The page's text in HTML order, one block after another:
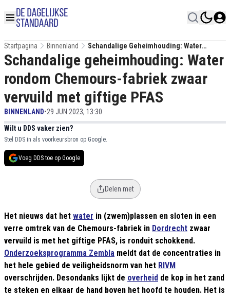
Startpagina Binnenland
Schandalige Geheimhouding: Water
Rondom Chemours-Fabriek Zwaar Vervuild
Met Giftige PFAS
Schandalige geheimhouding: Water
rondom Chemours-fabriek zwaar
vervuild met giftige PFAS
BINNENLAND•29 JUN 2023, 13:30
Wilt u DDS vaker zien?
Stel DDS in als voorkeursbron op Google.
Voeg DDS toe op Google
Delen met
Het nieuws dat het water in (zwem)plassen en sloten in een
verre omtrek van de Chemours-fabriek in Dordrecht zwaar
vervuild is met het giftige PFAS, is ronduit schokkend.
Onderzoeksprogramma Zembla meldt dat de concentraties in
het hele gebied de veiligheidsnorm van het RIVM
overschrijden. Desondanks lijkt de overheid de kop in het zand
te steken en elkaar de hand boven het hoofd te houden. Het is